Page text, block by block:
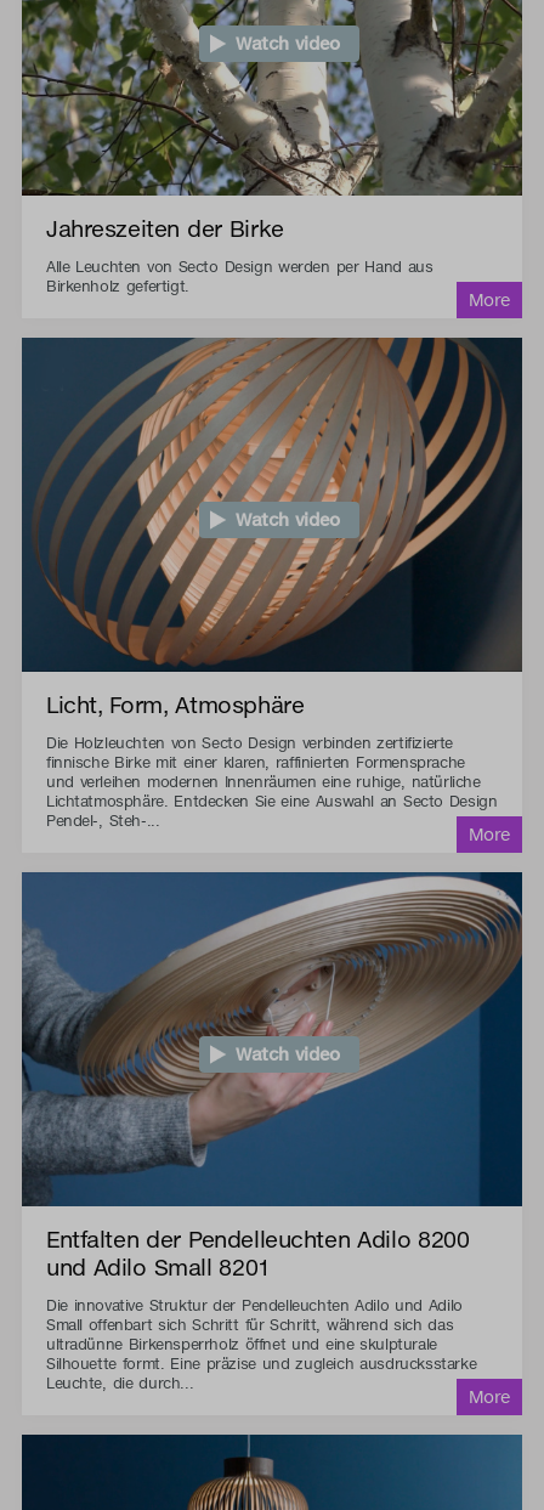
Watch video
Jahreszeiten der Birke
Alle Leuchten von Secto Design werden per Hand aus
Birkenholz gefertigt.
Watch video
Licht, Form, Atmosphäre
Die Holzleuchten von Secto Design verbinden zertifizierte
finnische Birke mit einer klaren, raffinierten Formensprache
und verleihen modernen Innenräumen eine ruhige, natürliche
Lichtatmosphäre. Entdecken Sie eine Auswahl an Secto Design
Pendel-, Steh-...
Watch video
Entfalten der Pendelleuchten Adilo 8200
und Adilo Small 8201
Die innovative Struktur der Pendelleuchten Adilo und Adilo
Small offenbart sich Schritt für Schritt, während sich das
ultradünne Birkensperrholz öffnet und eine skulpturale
Silhouette formt. Eine präzise und zugleich ausdrucksstarke
Leuchte, die durch...